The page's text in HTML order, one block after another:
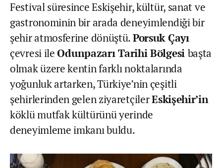
Festival süresince Eskişehir, kültür, sanat ve
gastronominin bir arada deneyimlendiği bir
şehir atmosferine dönüştü.Porsuk Çayı
çevresi ileOdunpazarı Tarihi Bölgesi başta
olmak üzere kentin farklı noktalarında
yoğunluk artarken, Türkiye’nin çeşitli
şehirlerinden gelen ziyaretçilerEskişehir’in
köklü mutfak kültürünü yerinde
deneyimleme imkanı buldu.